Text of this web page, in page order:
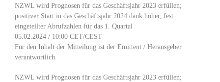
NZWL wird Prognosen für das Geschäftsjahr 2023 erfüllen;
positiver Start in das Geschäftsjahr 2024 dank hoher, fest
eingeteilter Abrufzahlen für das 1. Quartal
05.02.2024 / 10:00 CET/CEST
Für den Inhalt der Mitteilung ist der Emittent / Herausgeber
verantwortlich.
NZWL wird Prognosen für das Geschäftsjahr 2023 erfüllen;